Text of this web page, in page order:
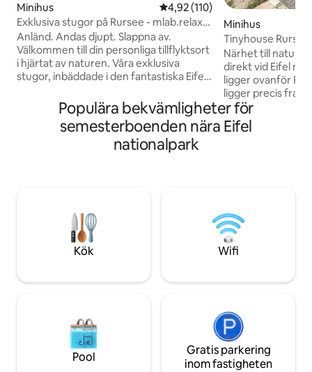
Minihus 4,92 av 5 i genomsnittligt
4,92 (110)
Exklusiva stugor på Rursee - mlab.relax
Eifel
Anländ. Andas djupt. Slappna av.
Välkommen till din personliga tillflyktsort
i hjärtat av naturen. Våra exklusiva
stugor, inbäddade i den fantastiska Eifel
skimrande sjön Rursee, inbjuder dig att
sakta ner och återförenas med vad som
verkligen betyder något. Varje utrymme
är översvämmat med naturligt ljus och
utformat med minimalistisk elegans och
Minihus
Tinyhouse
Närhet till
direkt vid Eifel
ligger ovanför
ligger precis
i snön och den
ger avkoppling
bjuder sjön med
på natten.
Populära bekvämligheter för
semesterboenden nära Eifel
nationalpark
Kök Wifi
Pool
Gratis parkering
inom fastigheten